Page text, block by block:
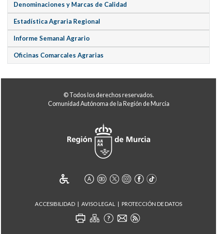
Denominaciones y Marcas de Calidad
Estadística Agraria Regional
Informe Semanal Agrario
Oficinas Comarcales Agrarias
© Todos los derechos reservados.
Comunidad Autónoma de la Región de Murcia
ACCESIBILIDAD AVISO LEGAL PROTECCIÓN DE DATOS